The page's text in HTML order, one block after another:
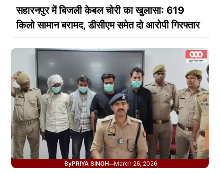
सहारनपुर में बिजली केबल चोरी का खुलासा: 619
किलो सामान बरामद, डीसीएम समेत दो आरोपी गिरफ्तार
ByPRIYA SINGH—March 26, 2026